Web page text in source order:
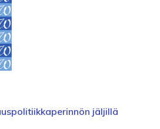
jäljillä